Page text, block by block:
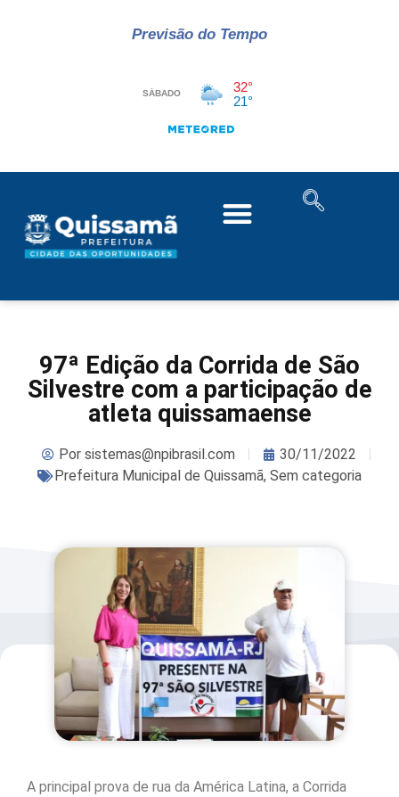
Previsão do Tempo
97ª Edição da Corrida de São
Silvestre com a participação de
atleta quissamaense
Por sistemas@npibrasil.com
30/11/2022
Prefeitura Municipal de Quissamã, Sem categoria
A principal prova de rua da América Latina, a Corrida